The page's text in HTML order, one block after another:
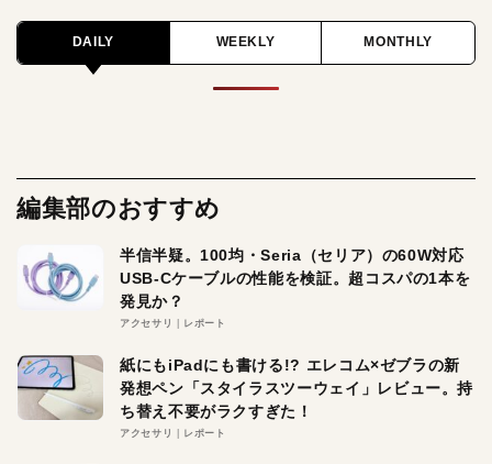
DAILY WEEKLY MONTHLY
編集部のおすすめ
半信半疑。100均・Seria（セリア）の60W対応
USB-Cケーブルの性能を検証。超コスパの1本を
発見か？
アクセサリ レポート
紙にもiPadにも書ける!? エレコム×ゼブラの新
発想ペン「スタイラスツーウェイ」レビュー。持
ち替え不要がラクすぎた！
アクセサリ レポート